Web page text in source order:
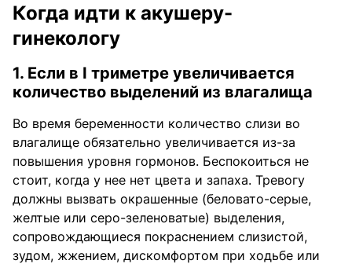
Когда идти к акушеру-
гинекологу
1. Если в I триметре увеличивается
количество выделений из влагалища
Во время беременности количество слизи во
влагалище обязательно увеличивается из-за
повышения уровня гормонов. Беспокоиться не
стоит, когда у нее нет цвета и запаха. Тревогу
должны вызвать окрашенные (беловато-серые,
желтые или серо-зеленоватые) выделения,
сопровождающиеся покраснением слизистой,
зудом, жжением, дискомфортом при ходьбе или